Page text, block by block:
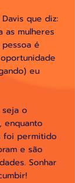
que diz:
as mulheres
é
eu
o
enquanto
foi permitido
e são
Sonhar